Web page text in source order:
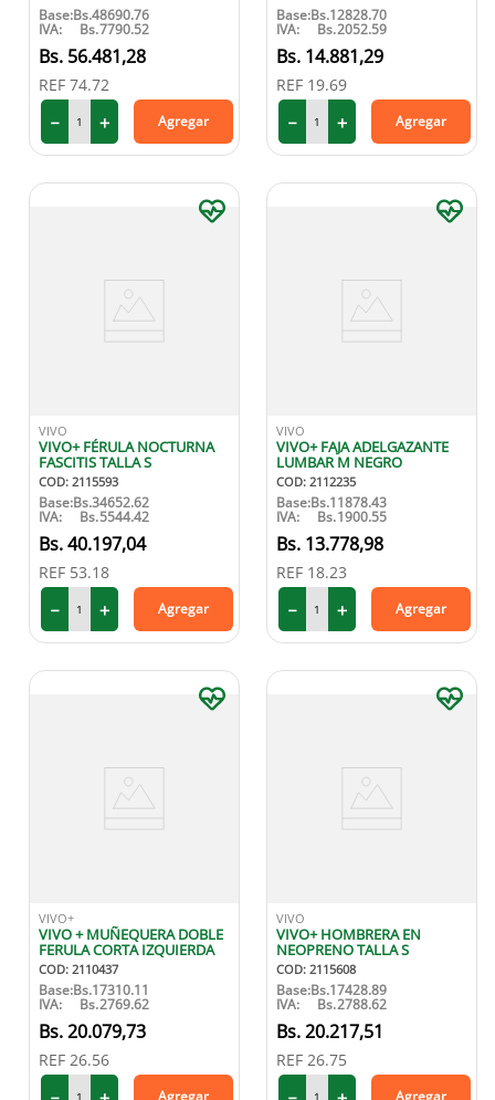
Base:Bs.48690.76
IVA: Bs.7790.52
56.481,28
REF 74.72
＋
－ Agregar
Base:Bs.12828.70
IVA: Bs.2052.59
14.881,29
REF 19.69
＋
－ Agregar
VIVO
VIVO+ FÉRULA NOCTURNA
FASCITIS TALLA S
COD: 2115593
Base:Bs.34652.62
IVA: Bs.5544.42
40.197,04
REF 53.18
＋
－ Agregar
VIVO
VIVO+ FAJA ADELGAZANTE
LUMBAR M NEGRO
COD: 2112235
Base:Bs.11878.43
IVA: Bs.1900.55
13.778,98
REF 18.23
＋
－ Agregar
VIVO+
VIVO + MUÑEQUERA DOBLE
FERULA CORTA IZQUIERDA
COD: 2110437
Base:Bs.17310.11
IVA: Bs.2769.62
20.079,73
REF 26.56
Agregar
VIVO
VIVO+ HOMBRERA EN
NEOPRENO TALLA S
COD: 2115608
Base:Bs.17428.89
IVA: Bs.2788.62
20.217,51
REF 26.75
Agregar